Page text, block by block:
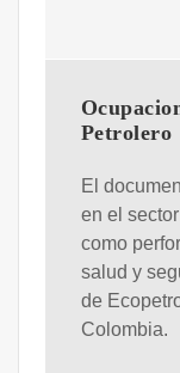
Petrolero
El
en el
como
salud y
de
Colombia.